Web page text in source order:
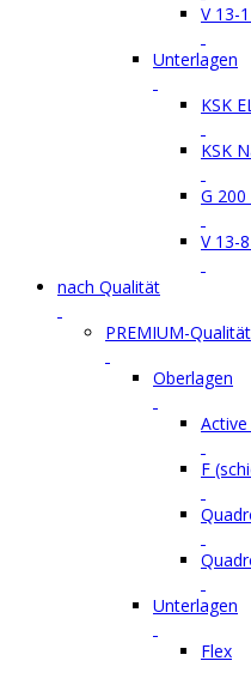
V 13-
Unterlagen
KSK
KSK
G
V 13-
nach Qualität
PREMIUM-Qualität
Oberlagen
F
Unterlagen
Flex